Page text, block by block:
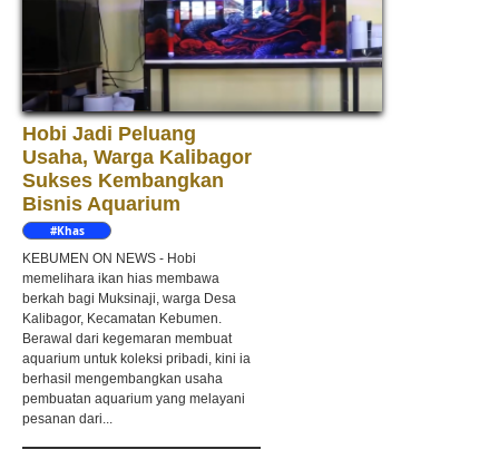
Hobi Jadi Peluang
Usaha, Warga Kalibagor
Sukses Kembangkan
Bisnis Aquarium
#Khas
KEBUMEN ON NEWS - Hobi
memelihara ikan hias membawa
berkah bagi Muksinaji, warga Desa
Kalibagor, Kecamatan Kebumen.
Berawal dari kegemaran membuat
aquarium untuk koleksi pribadi, kini ia
berhasil mengembangkan usaha
pembuatan aquarium yang melayani
pesanan dari...